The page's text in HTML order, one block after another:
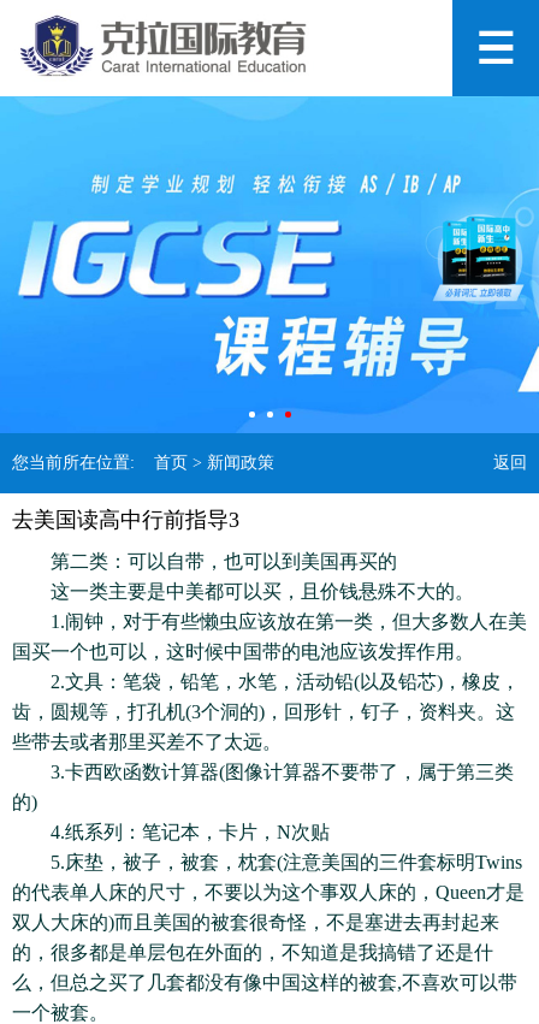
您当前所在位置: 首页 > 新闻政策 返回
去美国读高中行前指导3
第二类：可以自带，也可以到美国再买的
这一类主要是中美都可以买，且价钱悬殊不大的。
1.闹钟，对于有些懒虫应该放在第一类，但大多数人在美
国买一个也可以，这时候中国带的电池应该发挥作用。
2.文具：笔袋，铅笔，水笔，活动铅(以及铅芯)，橡皮，
齿，圆规等，打孔机(3个洞的)，回形针，钉子，资料夹。这
些带去或者那里买差不了太远。
3.卡西欧函数计算器(图像计算器不要带了，属于第三类
的)
4.纸系列：笔记本，卡片，N次贴
5.床垫，被子，被套，枕套(注意美国的三件套标明Twins
的代表单人床的尺寸，不要以为这个事双人床的，Queen才是
双人大床的)而且美国的被套很奇怪，不是塞进去再封起来
的，很多都是单层包在外面的，不知道是我搞错了还是什
么，但总之买了几套都没有像中国这样的被套,不喜欢可以带
一个被套。